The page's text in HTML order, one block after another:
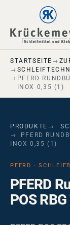
Skip to main
Skip to main
Skip to page footer
STARTSEITE
PFERD
INOX 0,35 (1)
PRODUKTE
PFERD
INOX 0,35 (1)
PFERD ·
PFERD
POS